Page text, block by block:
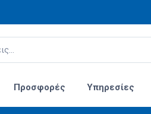
Προσφορές Υπηρεσίες